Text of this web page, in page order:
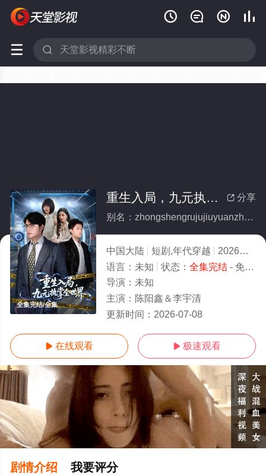
   
 
全集完结/全集
 分享
重生入局，九元执掌全世界(全集)
别名：zhongshengrujujiuyuanzhizhangquanshijie
中国大陆 短剧,年代穿越 2026
4.0
语言： 未知 状态： 全集完结- 免费在线观看
导演： 未知
主演： 陈阳鑫＆李宇清
更新时间： 2026-07-08
 在线观看  极速观看
剧情介绍 我要评分